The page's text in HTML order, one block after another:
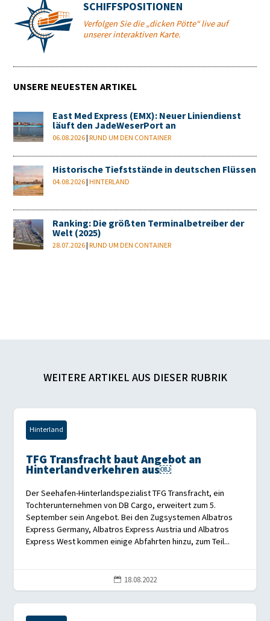
SCHIFFSPOSITIONEN
Verfolgen Sie die „dicken Pötte“ live auf
unserer interaktiven Karte.
UNSERE NEUESTEN ARTIKEL
East Med Express (EMX): Neuer Liniendienst
läuft den JadeWeserPort an
06.08.2026 |RUND UM DEN CONTAINER
Historische Tiefststände in deutschen Flüssen
04.08.2026 |HINTERLAND
Ranking: Die größten Terminalbetreiber der
Welt (2025)
28.07.2026 |RUND UM DEN CONTAINER
WEITERE ARTIKEL AUS DIESER RUBRIK
Hinterland
TFG Transfracht baut Angebot an
Hinterlandverkehren aus￼
Der Seehafen-Hinterlandspezialist TFG Transfracht, ein
Tochterunternehmen von DB Cargo, erweitert zum 5.
September sein Angebot. Bei den Zugsystemen Albatros
Express Germany, Albatros Express Austria und Albatros
Express West kommen einige Abfahrten hinzu, zum Teil...
 18.08.2022